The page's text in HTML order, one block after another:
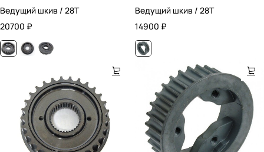
Ведущий шкив / 28T
20700 ₽
Ведущий шкив / 28T
14900 ₽